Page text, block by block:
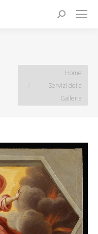
Search:
Home
Servizi della
Galleria